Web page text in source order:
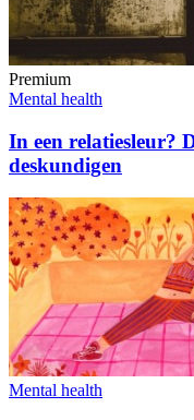
Premium
Mental health
In een relatiesleur?
deskundigen
Mental health